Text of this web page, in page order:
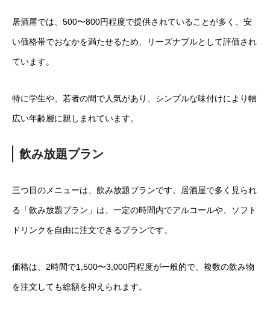
居酒屋では、500〜800円程度で提供されていることが多く、安
い価格帯でおなかを満たせるため、リーズナブルとして評価され
ています。
特に学生や、若者の間で人気があり、シンプルな味付けにより幅
広い年齢層に親しまれています。
飲み放題プラン
三つ目のメニューは、飲み放題プランです。居酒屋で多く見られ
る「飲み放題プラン」は、一定の時間内でアルコールや、ソフト
ドリンクを自由に注文できるプランです。
価格は、2時間で1,500〜3,000円程度が一般的で、複数の飲み物
を注文しても総額を抑えられます。